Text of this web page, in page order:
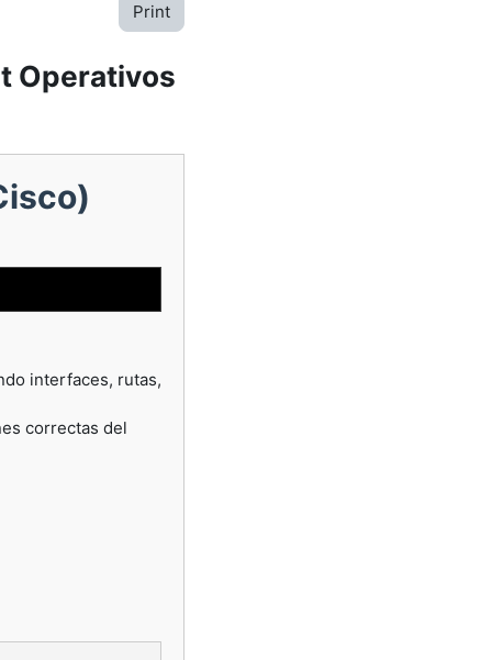
Print
Operativos
interfaces, rutas,
correctas del